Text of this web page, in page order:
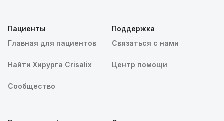
Пациенты
Главная для пациентов
Найти Хирурга Crisalix
Сообщество
Поддержка
Связаться с нами
Центр помощи